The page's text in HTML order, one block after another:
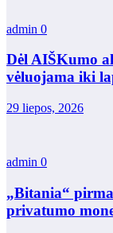
admin 0
Dėl AIŠKumo
vėluojama iki
29 liepos, 2026
admin 0
„Bitania“
privatumo